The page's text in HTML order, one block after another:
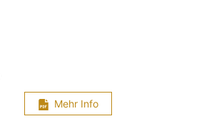
Mehr Info